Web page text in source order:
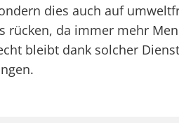
dies auch auf
rücken, da immer mehr
bleibt dank solcher